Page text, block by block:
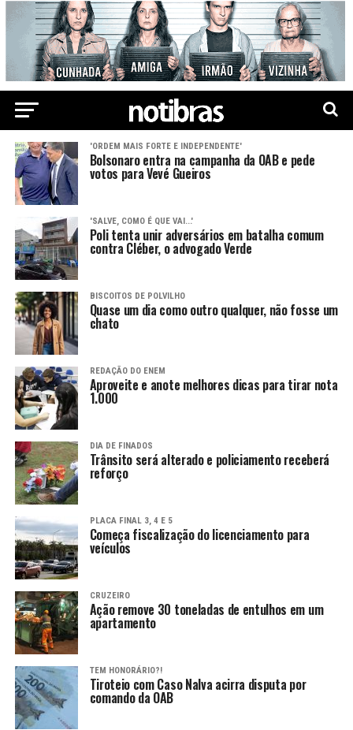
'ORDEM MAIS FORTE E INDEPENDENTE'
Bolsonaro entra na campanha da OAB e pede
votos para Vevé Gueiros
'SALVE, COMO É QUE VAI...'
Poli tenta unir adversários em batalha comum
contra Cléber, o advogado Verde
BISCOITOS DE POLVILHO
Quase um dia como outro qualquer, não fosse um
chato
REDAÇÃO DO ENEM
Aproveite e anote melhores dicas para tirar nota
1.000
DIA DE FINADOS
Trânsito será alterado e policiamento receberá
reforço
PLACA FINAL 3, 4 E 5
Começa fiscalização do licenciamento para
veículos
CRUZEIRO
Ação remove 30 toneladas de entulhos em um
apartamento
TEM HONORÁRIO?!
Tiroteio com Caso Nalva acirra disputa por
comando da OAB